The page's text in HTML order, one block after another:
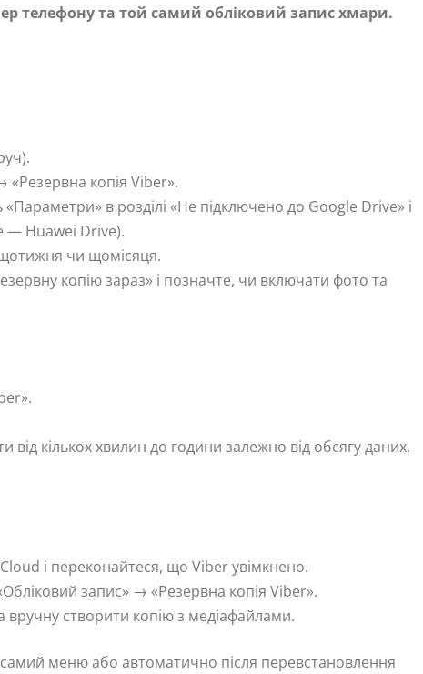
телефону та той самий обліковий запис хмари.
копія Viber».
в розділі «Не підключено до Google Drive» і
— Huawei Drive).
чи щомісяця.
копію зараз» і позначте, чи включати фото та
кількох хвилин до години залежно від обсягу даних.
і переконайтеся, що Viber увімкнено.
запис» → «Резервна копія Viber».
створити копію з медіафайлами.
меню або автоматично після перевстановлення